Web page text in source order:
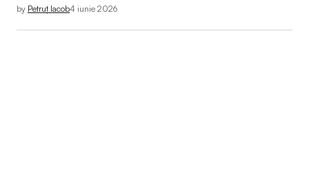
by Petruț Iacob4 iunie 2026